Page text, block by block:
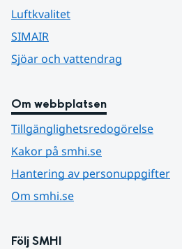
Luftkvalitet
SIMAIR
Sjöar och vattendrag
Om webbplatsen
Tillgänglighetsredogörelse
Kakor på smhi.se
Hantering av personuppgifter
Om smhi.se
Följ SMHI